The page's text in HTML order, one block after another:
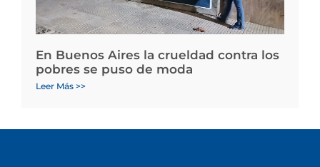
En Buenos Aires la crueldad contra los
pobres se puso de moda
Leer Más >>